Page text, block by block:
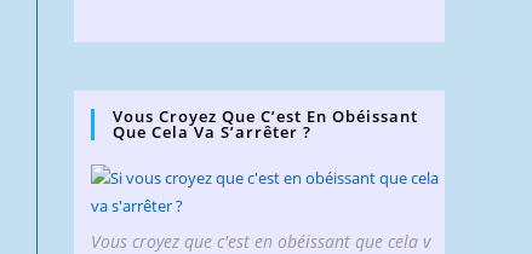
Vous Croyez Que C’est En Obéissant
Que Cela Va S’arrêter ?
Vous croyez que c'est en obéissant que cela v